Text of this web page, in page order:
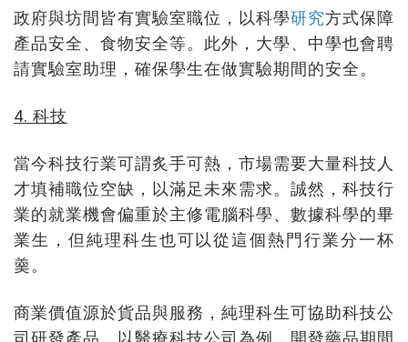
政府與坊間皆有實驗室職位，以科學研究方式保障
產品安全、食物安全等。此外，大學、中學也會聘
請實驗室助理，確保學生在做實驗期間的安全。
4. 科技
當今科技行業可謂炙手可熱，市場需要大量科技人
才填補職位空缺，以滿足未來需求。誠然，科技行
業的就業機會偏重於主修電腦科學、數據科學的畢
業生，但純理科生也可以從這個熱門行業分一杯
羹。
商業價值源於貨品與服務，純理科生可協助科技公
司研發產品。以醫療科技公司為例，開發藥品期間